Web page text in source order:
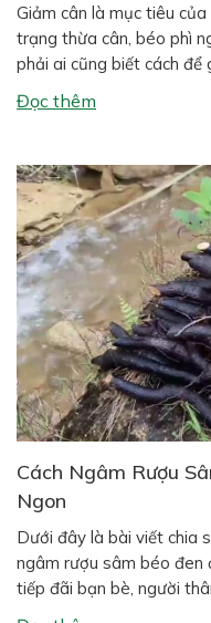
Giảm cân là mục tiêu
trạng thừa cân, béo phì
phải ai cũng biết cách
tốc khiến cơ thể mệt […]
Đọc thêm
Cách Ngâm Rượu
Ngon
Dưới đây là bài viết chia
ngâm rượu sâm béo đen
tiếp đãi bạn bè, người